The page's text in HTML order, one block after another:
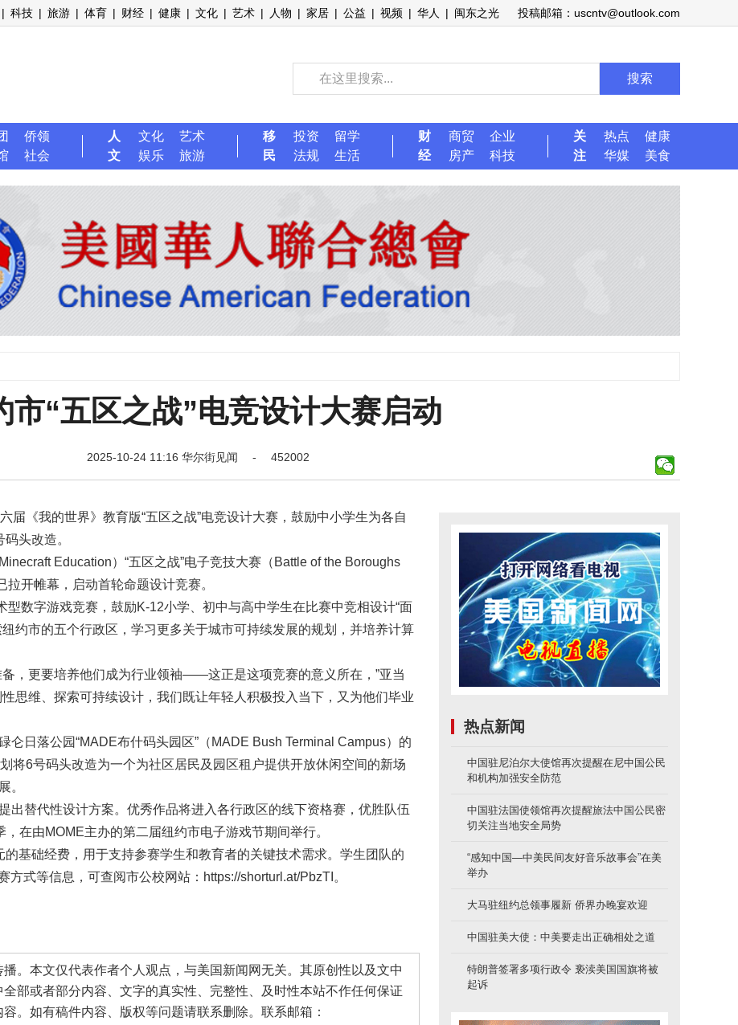
| 科技 | 旅游 | 体育 | 财经 | 健康 | 文化 | 艺术 | 人物 | 家居 | 公益 | 视频 | 华人 | 闽东之光 投稿邮箱：uscntv@outlook.com
搜索
侨领
社会
人
文
文化
艺术
娱乐
旅游
移
民
投资
留学
法规
生活
财
经
商贸
企业
房产
科技
关
注
热点
健康
华媒
美食
市“五区之战”电竞设计大赛启动
2025-10-24 11:16 华尔街见闻 - 452002
届《我的世界》教育版“五区之战”电竞设计大赛，鼓励中小学生为各自
头改造。
Education）“五区之战”电子竞技大赛（Battle of the Boroughs
开帷幕，启动首轮命题设计竞赛。
数字游戏竞赛，鼓励K-12小学、初中与高中学生在比赛中竞相设计“面
约市的五个行政区，学习更多关于城市可持续发展的规划，并培养计算
，更要培养他们成为行业领袖——这正是这项竞赛的意义所在，”亚当
思维、探索可持续设计，我们既让年轻人积极投入当下，又为他们毕业
日落公园“MADE布什码头园区”（MADE Bush Terminal Campus）的
将6号码头改造为一个为社区居民及园区租户提供开放休闲空间的新场
。
出替代性设计方案。优秀作品将进入各行政区的线下资格赛，优胜队伍
在由MOME主办的第二届纽约市电子游戏节期间举行。
基础经费，用于支持参赛学生和教育者的关键技术需求。学生团队的
式等信息，可查阅市公校网站：https://shorturl.at/PbzTI。
本文仅代表作者个人观点，与美国新闻网无关。其原创性以及文中
部或者部分内容、文字的真实性、完整性、及时性本站不作任何保证
。如有稿件内容、版权等问题请联系删除。联系邮箱：
热点新闻
中国驻尼泊尔大使馆再次提醒在尼中国公民
和机构加强安全防范
中国驻法国使领馆再次提醒旅法中国公民密
切关注当地安全局势
“感知中国—中美民间友好音乐故事会”在美
举办
大马驻纽约总领事履新 侨界办晚宴欢迎
中国驻美大使：中美要走出正确相处之道
特朗普签署多项行政令 亵渎美国国旗将被
起诉